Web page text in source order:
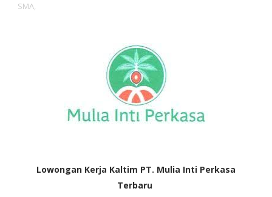
SMA,
Lowongan Kerja Kaltim PT. Mulia Inti Perkasa
Terbaru